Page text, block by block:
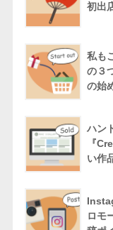
初出
私も
の３
の始
ハン
『
い作
ロモ